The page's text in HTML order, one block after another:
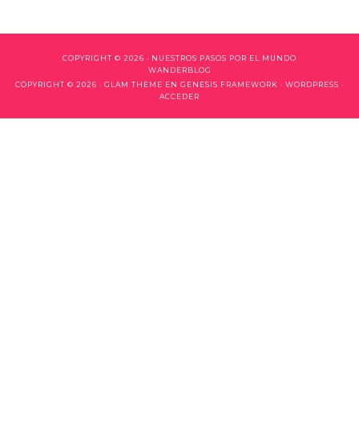
COPYRIGHT © 2026 · NUESTROS PASOS POR EL MUNDO
WANDERBLOG
COPYRIGHT © 2026 · GLAM THEME EN GENESIS FRAMEWORK · WORDPRESS ·
ACCEDER